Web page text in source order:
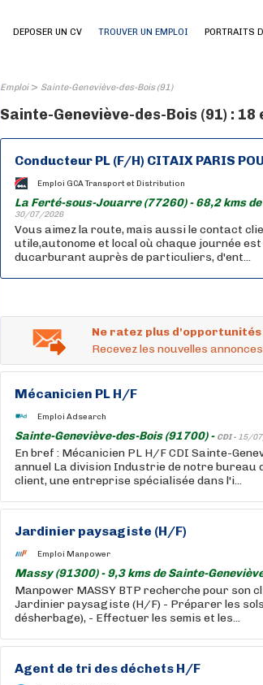
DEPOSER UN CV TROUVER UN EMPLOI PORTRAITS
Emploi> Sainte-Geneviève-des-Bois (91)
Sainte-Geneviève-des-Bois (91) :
Conducteur PL (F/H) CITAIX PARIS
Emploi GCA Transport et Distribution
La Ferté-sous-Jouarre (77260) - 68,2 kms
30/07/2026
Vous aimez la route, mais aussi le contact
utile,autonome et local où chaque journée
ducarburant auprès de particuliers, d'ent...
Ne ratez plus d'opportunités
Recevez les nouvelles
Mécanicien PL H/F
Emploi Adsearch
Sainte-Geneviève-des-Bois (91700) - CDI - 15/
En bref : Mécanicien PL H/F CDI Sainte-
annuel La division Industrie de notre
client, une entreprise spécialisée dans l'i...
Jardinier paysagiste (H/F)
Emploi Manpower
Massy (91300) - 9,3 kms de Sainte-
Manpower MASSY BTP recherche pour son
Jardinier paysagiste (H/F) - Préparer les
désherbage), - Effectuer les semis et les...
Agent de tri des déchets H/F